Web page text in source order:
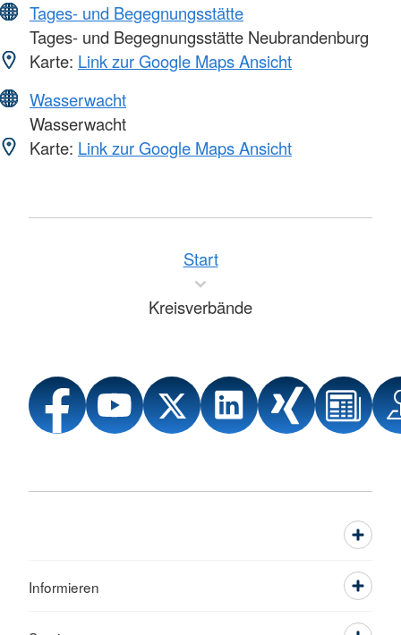
Tages- und Begegnungsstätte
Tages- und Begegnungsstätte Neubrandenburg
Karte: Link zur Google Maps Ansicht
Wasserwacht
Wasserwacht
Karte: Link zur Google Maps Ansicht
Start
Kreisverbände
Informieren